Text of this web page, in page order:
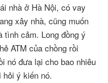
nhà ở Hà Nội, có vay
xây nhà, cũng muốn
cảm. Long đồng ý
ATM của chồng rồi
nó đưa lại cho bao nhiêu
ý kiến nó.